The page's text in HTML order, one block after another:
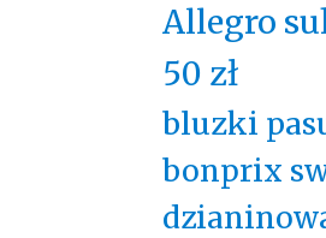
Allegro
50 zł
bluzki
bonprix